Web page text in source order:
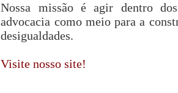
Nossa missão é agir dentro
advocacia como meio para a
desigualdades.
Visite nosso site!